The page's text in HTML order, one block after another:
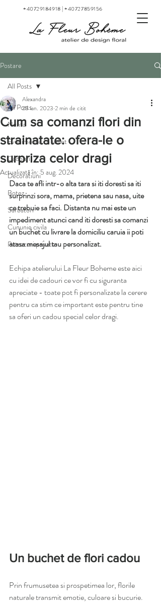
+40729184918|+40727859156
Postare
All Posts
Nunta
Evenimente cu suflet
Cadouri
Decoratiuni
Botez
Sarbatori
Cununie civila
Petreceri private
All Posts
Cum sa comanzi flori din
strainatate: ofera-le o
surpriza celor dragi
Alexandra
25 ian. 2023 2 min de citit
Actualizată în:5 aug. 2024
Daca te afli intr-o alta tara si iti doresti sa iti
surprinzi sora, mama, prietena sau nasa, uite
ce trebuie sa faci. Distanta nu mai este un
impediment atunci cand iti doresti sa comanzi
un buchet cu livrare la domiciliu caruia ii poti
atasa mesajul tau personalizat.
Echipa atelierului La Fleur Boheme este aici
cu idei de cadouri ce vor fi cu siguranta
apreciate - toate pot fi personalizate la cerere
pentru ca stim ce important este pentru tine
sa oferi un cadou special celor dragi.
Un buchet de flori cadou
Prin frumusetea si prospetimea lor, florile
naturale transmit emotie, culoare si bucurie.